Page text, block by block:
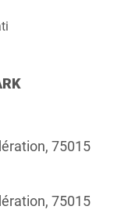
75015
75015